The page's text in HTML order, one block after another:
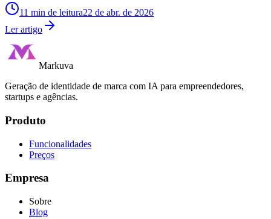
11 min de leitura22 de abr. de 2026
Ler artigo
Markuva
Geração de identidade de marca com IA para empreendedores,
startups e agências.
Produto
Funcionalidades
Preços
Empresa
Sobre
Blog